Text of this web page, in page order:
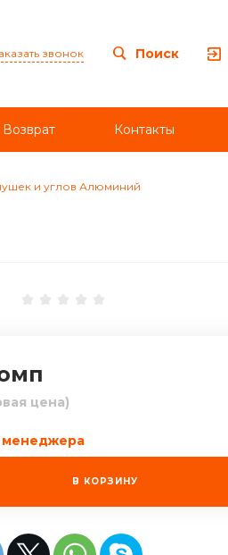
звонок Поиск
Возврат Контакты
и углов Алюминий
цена)
менеджера
В КОРЗИНУ